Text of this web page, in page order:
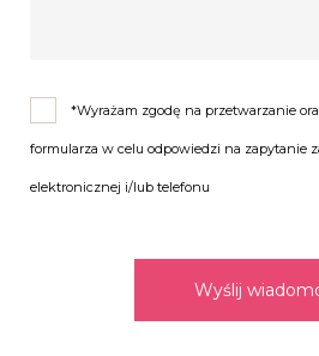
*Wyrażam zgodę na przetwarzanie
formularza w celu odpowiedzi na zapytanie
elektronicznej i/lub telefonu
Wyślij